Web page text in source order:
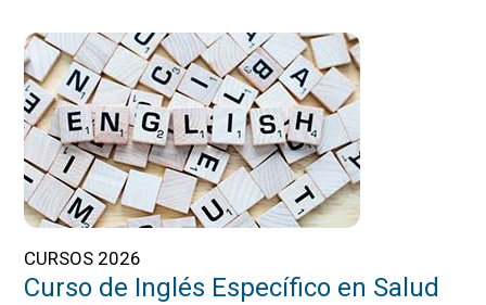
CURSOS 2026
Curso de Inglés Específico en Salud